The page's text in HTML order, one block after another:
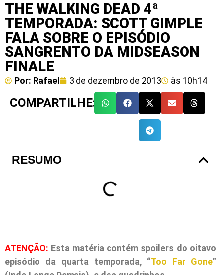
THE WALKING DEAD 4ª
TEMPORADA: SCOTT GIMPLE
FALA SOBRE O EPISÓDIO
SANGRENTO DA MIDSEASON
FINALE
Por: Rafael 3 de dezembro de 2013 às 10h14
COMPARTILHE:
RESUMO
ATENÇÃO: Esta matéria contém spoilers do oitavo
episódio da quarta temporada, “Too Far Gone”